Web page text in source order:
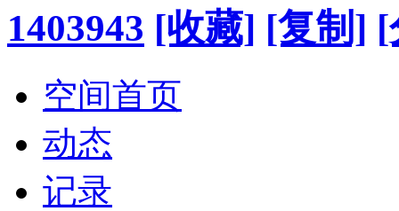
1403943 [收藏] [复制] [
空间首页
动态
记录